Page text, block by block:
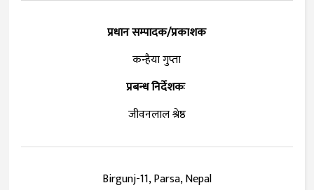
प्रधान सम्पादक/प्रकाशक
कन्हैया गुप्ता
प्रबन्ध निर्देशकः
जीवनलाल श्रेष्ठ
Birgunj-11, Parsa, Nepal